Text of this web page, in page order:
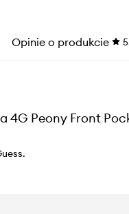
Opinie o produkcie
4G Peony Front